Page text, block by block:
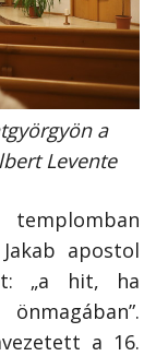
a
Levente
apostol
„a hit, ha
a 16.